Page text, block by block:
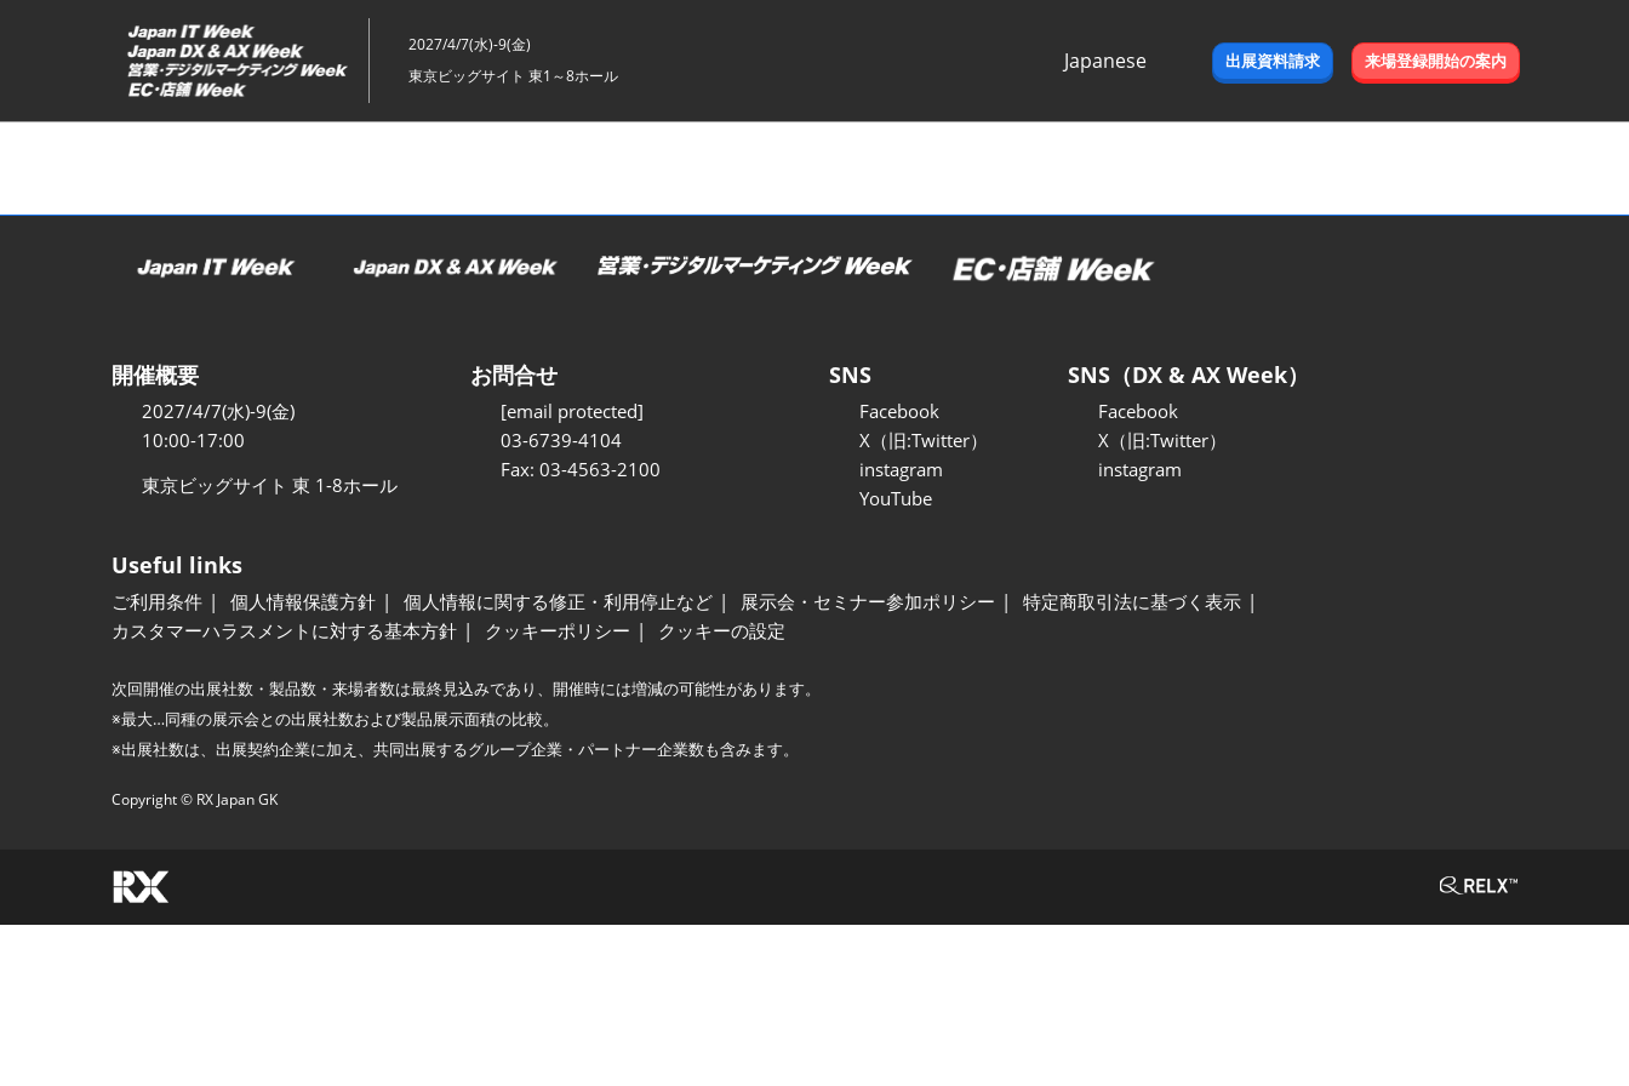
ッ
2027/4/7(水)-9(金)
東京ビッグサイト 東1～8ホール
Japanese
出展資料請求 来場登録開始の案内
開催概要
2027/4/7(水)-9(金)
10:00-17:00
東京ビッグサイト 東 1-8ホール
お問合せ
[email protected]
03-6739-4104
Fax: 03-4563-2100
SNS
Facebook
X（旧:Twitter）
instagram
YouTube
SNS（DX & AX Week）
Facebook
X（旧:Twitter）
instagram
Useful links
ご利用条件 個人情報保護方針 個人情報に関する修正・利用停止など 展示会・セミナー参加ポリシー
特定商取引法に基づく表示
カスタマーハラスメントに対する基本方針
クッキーポリシー クッキーの設定
次回開催の出展社数・製品数・来場者数は最終見込みであり、開催時には増減の可能性があります。
※最大…同種の展示会との出展社数および製品展示面積の比較。
※出展社数は、出展契約企業に加え、共同出展するグループ企業・パートナー企業数も含みます。
Copyright © RX Japan GK